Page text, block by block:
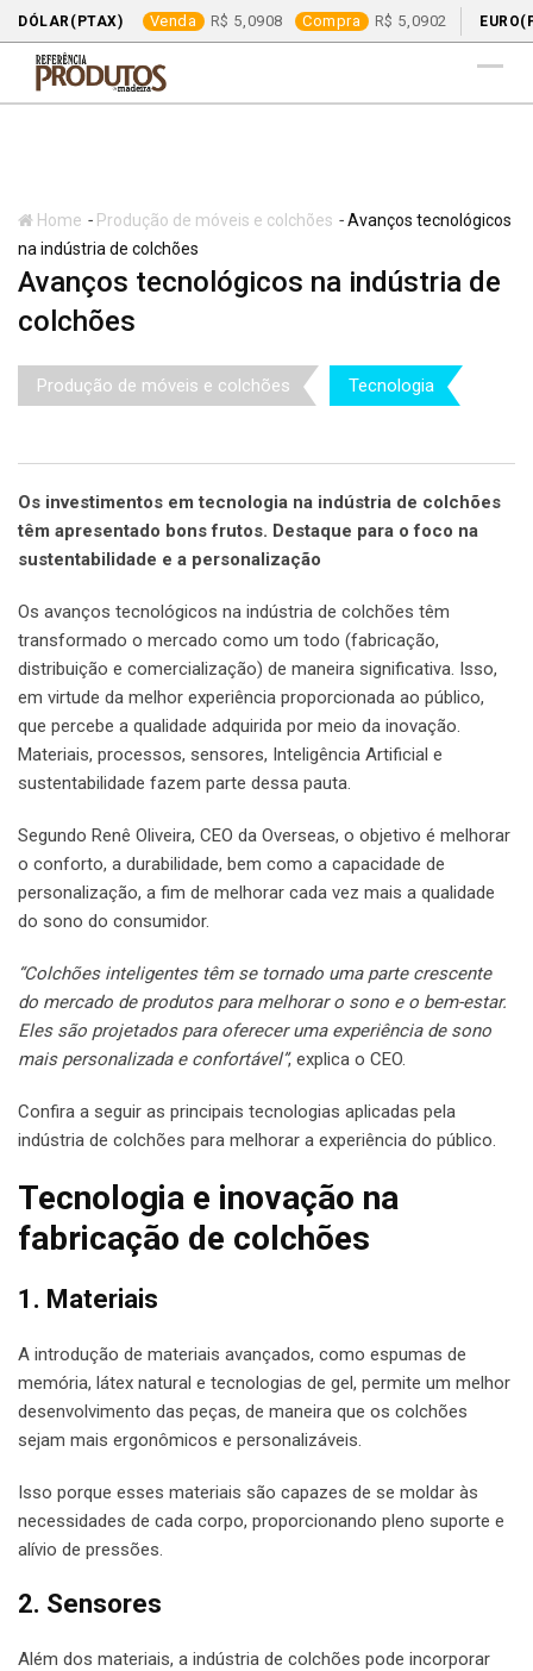
DÓLAR(PTAX) Venda 5,0908 Compra 5,0902
Home - Produção de móveis e colchões -Avanços tecnológicos
na indústria de colchões
Avanços tecnológicos na indústria de
colchões
Produção de móveis e colchões Tecnologia
Os investimentos em tecnologia na indústria de colchões
têm apresentado bons frutos. Destaque para o foco na
sustentabilidade e a personalização
Os avanços tecnológicos na indústria de colchões têm
transformado o mercado como um todo (fabricação,
distribuição e comercialização) de maneira significativa. Isso,
em virtude da melhor experiência proporcionada ao público,
que percebe a qualidade adquirida por meio da inovação.
Materiais, processos, sensores, Inteligência Artificial e
sustentabilidade fazem parte dessa pauta.
Segundo Renê Oliveira, CEO da Overseas, o objetivo é melhorar
o conforto, a durabilidade, bem como a capacidade de
personalização, a fim de melhorar cada vez mais a qualidade
do sono do consumidor.
“Colchões inteligentes têm se tornado uma parte crescente
do mercado de produtos para melhorar o sono e o bem-estar.
Eles são projetados para oferecer uma experiência de sono
mais personalizada e confortável”, explica o CEO.
Confira a seguir as principais tecnologias aplicadas pela
indústria de colchões para melhorar a experiência do público.
Tecnologia e inovação na
fabricação de colchões
1. Materiais
A introdução de materiais avançados, como espumas de
memória, látex natural e tecnologias de gel, permite um melhor
desenvolvimento das peças, de maneira que os colchões
sejam mais ergonômicos e personalizáveis.
Isso porque esses materiais são capazes de se moldar às
necessidades de cada corpo, proporcionando pleno suporte e
alívio de pressões.
2. Sensores
Além dos materiais, a indústria de colchões pode incorporar